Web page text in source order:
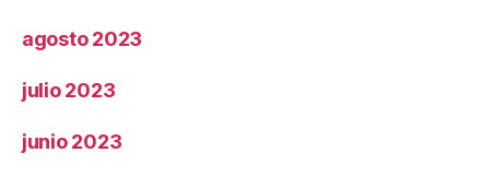
agosto 2023
julio 2023
junio 2023